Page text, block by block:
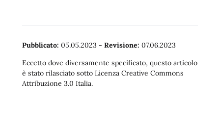
Pubblicato: 05.05.2023 - Revisione: 07.06.2023
Eccetto dove diversamente specificato, questo articolo
è stato rilasciato sotto Licenza Creative Commons
Attribuzione 3.0 Italia.